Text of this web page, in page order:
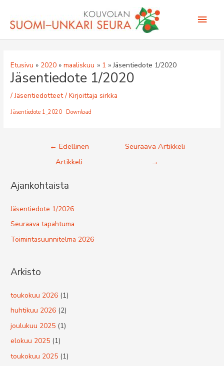
sisältöön
Etusivu 2020 maaliskuu 1 Jäsentiedote 1/2020
Jäsentiedote 1/2020
/Jäsentiedotteet/ Kirjoittajasirkka
Jäsentiedote 1_2020 Download
Artikkelien
← Edellinen
Artikkeli
Seuraava Artikkeli
→
Ajankohtaista
Jäsentiedote 1/2026
Seuraava tapahtuma
Toimintasuunnitelma 2026
Arkisto
toukokuu 2026 (1)
huhtikuu 2026 (2)
joulukuu 2025 (1)
elokuu 2025 (1)
toukokuu 2025 (1)